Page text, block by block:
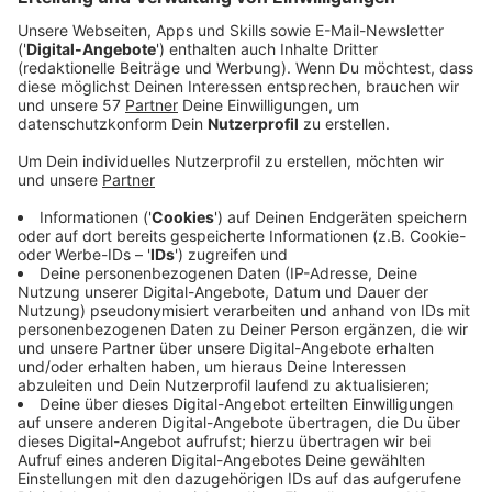
Turnschuhe mit BVB-Logo, sondern auch mit einer
individuellen Bedruckung.